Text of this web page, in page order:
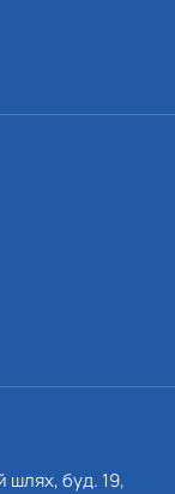
шлях, буд. 19,